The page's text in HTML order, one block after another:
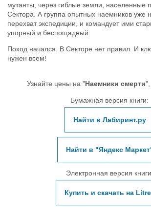
мутанты, через гиблые земли, населенные
Сектора. А группа опытных наемников уже
перехват экспедиции, и командует ими
упорный и беспощадный.
Поход начался. В Секторе нет правил. И
нужен всем!
Узнайте цены на "Наемники смерти",
Бумажная версия книги:
Найти в Лабиринт.ру
Найти в "Яндекс
Электронная версия
Купить и скачать на